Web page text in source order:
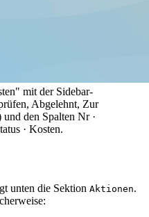
mit der Sidebar-
Abgelehnt, Zur
den Spalten Nr ·
· Kosten.
unten die Sektion Aktionen.